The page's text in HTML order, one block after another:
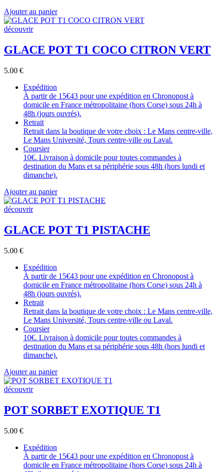
Ajouter au panier
découvrir
GLACE POT T1 COCO CITRON VERT
5.00 €
Expédition
À partir de 15€43 pour une expédition en Chronopost à
domicile en France métropolitaine (hors Corse) sous 24h à
48h (jours ouvrés).
Retrait
Retrait dans la boutique de votre choix : Le Mans centre-ville,
Le Mans Université, Tours centre-ville ou Laval.
Coursier
10€. Livraison à domicile pour toutes commandes à
destination du Mans et sa périphérie sous 48h (hors lundi et
dimanche).
Ajouter au panier
découvrir
GLACE POT T1 PISTACHE
5.00 €
Expédition
À partir de 15€43 pour une expédition en Chronopost à
domicile en France métropolitaine (hors Corse) sous 24h à
48h (jours ouvrés).
Retrait
Retrait dans la boutique de votre choix : Le Mans centre-ville,
Le Mans Université, Tours centre-ville ou Laval.
Coursier
10€. Livraison à domicile pour toutes commandes à
destination du Mans et sa périphérie sous 48h (hors lundi et
dimanche).
Ajouter au panier
découvrir
POT SORBET EXOTIQUE T1
5.00 €
Expédition
À partir de 15€43 pour une expédition en Chronopost à
domicile en France métropolitaine (hors Corse) sous 24h à